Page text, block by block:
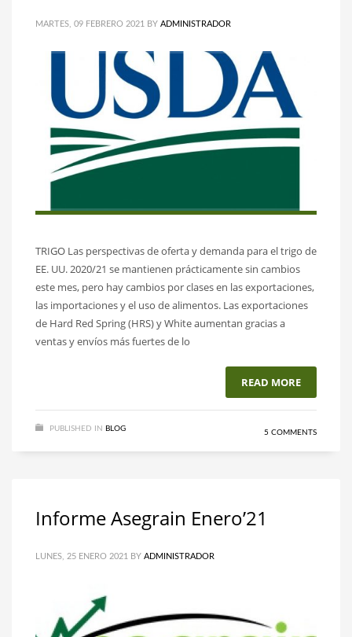
MARTES, 09 FEBRERO 2021 BY ADMINISTRADOR
TRIGO Las perspectivas de oferta y demanda para el trigo de
EE. UU. 2020/21 se mantienen prácticamente sin cambios
este mes, pero hay cambios por clases en las exportaciones,
las importaciones y el uso de alimentos. Las exportaciones
de Hard Red Spring (HRS) y White aumentan gracias a
ventas y envíos más fuertes de lo
READ MORE
PUBLISHED IN BLOG 5 COMMENTS
Informe Asegrain Enero’21
LUNES, 25 ENERO 2021 BY ADMINISTRADOR